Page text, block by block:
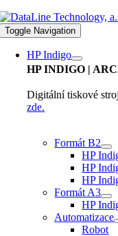
Toggle Navigation
HP Indigo
HP INDIGO |
Digitální tiskové
zde.
Formát B2
HP
HP
HP
Formát A3
HP
Automatizace
Robot